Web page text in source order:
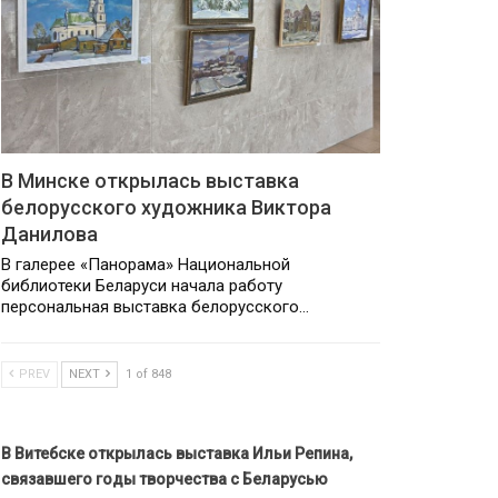
В Минске открылась выставка
белорусского художника Виктора
Данилова
В галерее «Панорама» Национальной
библиотеки Беларуси начала работу
персональная выставка белорусского…
PREV NEXT 1 of 848
В Витебске открылась выставка Ильи Репина,
связавшего годы творчества с Беларусью